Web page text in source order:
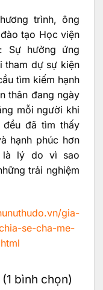
trình, ông
tạo Học viện
Sự hưởng ứng
tham dự sự kiện
tìm kiếm hạnh
thân đang ngày
mỗi người khi
đều đã tìm thấy
hạnh phúc hơn
là lý do vì sao
trải nghiệm
gia-
se-cha-me-
bình chọn)